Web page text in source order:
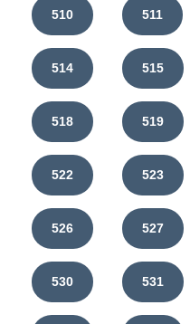
510 511
514 515
518 519
522 523
526 527
530 531